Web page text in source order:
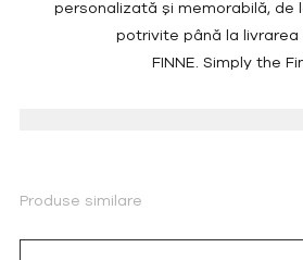
personalizată și memorabilă, de
potrivite până la livrarea
FINNE. Simply the
Produse similare